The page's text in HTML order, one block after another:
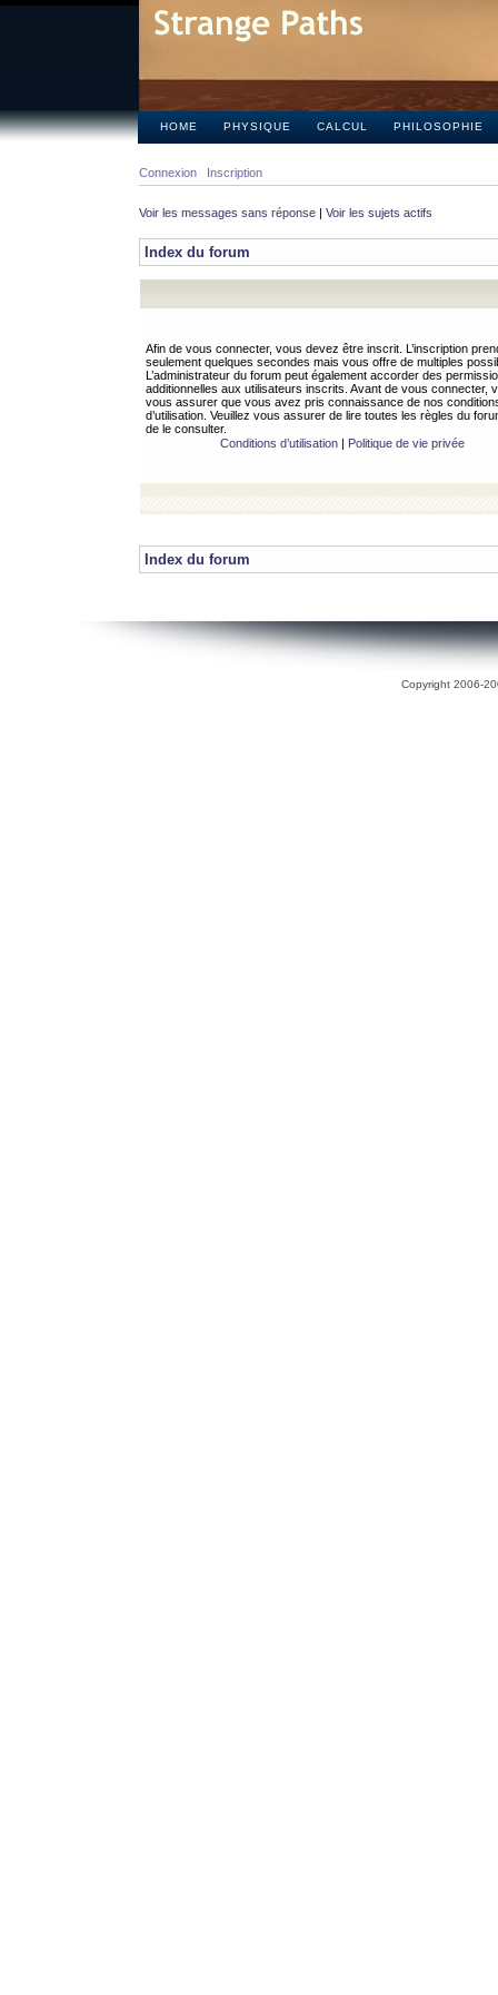
HOME PHYSIQUE CALCUL PHILOSOPHIE
Connexion Inscription
Voir les messages sans réponse | Voir les sujets actifs
Index du forum
Afin de vous connecter, vous devez être inscrit. L’inscription
seulement quelques secondes mais vous offre de multiples
L’administrateur du forum peut également accorder des
additionnelles aux utilisateurs inscrits. Avant de vous connecter,
vous assurer que vous avez pris connaissance de nos
d’utilisation. Veuillez vous assurer de lire toutes les règles du
de le consulter.
Conditions d’utilisation| Politique de vie privée
Index du forum
Copyright 2006-